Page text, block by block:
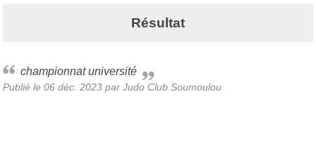
Résultat
championnat université
Publié le 06 déc. 2023 par Judo Club Soumoulou